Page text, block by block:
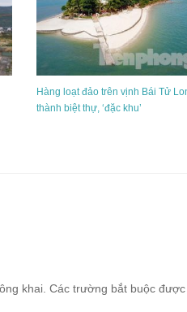
Hàng loạt đảo trên vịnh Bái Tử
thành biệt thự, ‘đặc khu’
khai. Các trường bắt buộc